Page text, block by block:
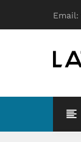
Email: